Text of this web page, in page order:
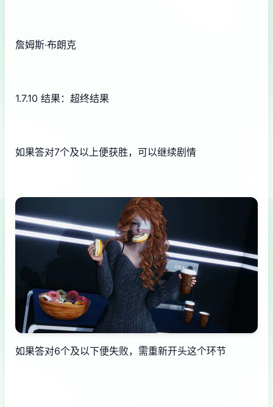
詹姆斯·布朗克
1.7.10 结果：超终结果
如果答对7个及以上便获胜，可以继续剧情
如果答对6个及以下便失败，需重新开头这个环节